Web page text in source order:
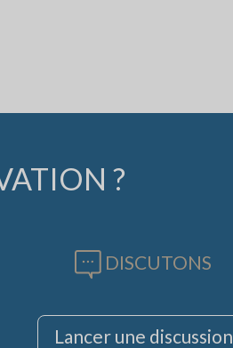
?
DISCUTONS
Lancer une discussion